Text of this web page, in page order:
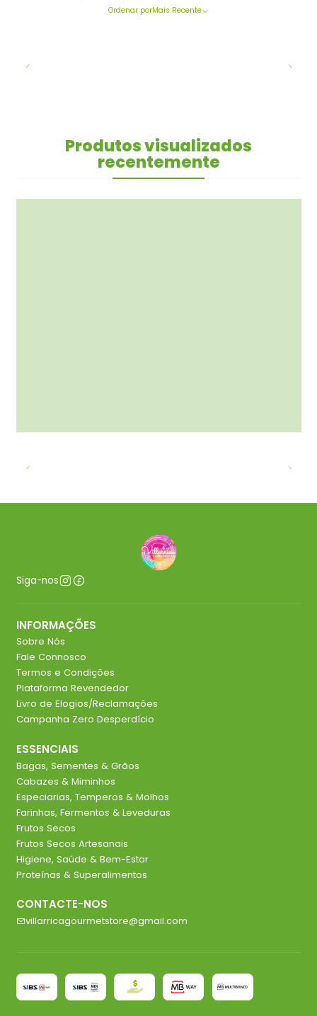
Ordenar porMais Recente
Produtos visualizados
recentemente
Siga-nos
INFORMAÇÕES
Sobre Nós
Fale Connosco
Termos e Condições
Plataforma Revendedor
Livro de Elogios/Reclamações
Campanha Zero Desperdício
ESSENCIAIS
Bagas, Sementes & Grãos
Cabazes & Miminhos
Especiarias, Temperos & Molhos
Farinhas, Fermentos & Leveduras
Frutos Secos
Frutos Secos Artesanais
Higiene, Saúde & Bem-Estar
Proteínas & Superalimentos
CONTACTE-NOS
villarricagourmetstore@gmail.com